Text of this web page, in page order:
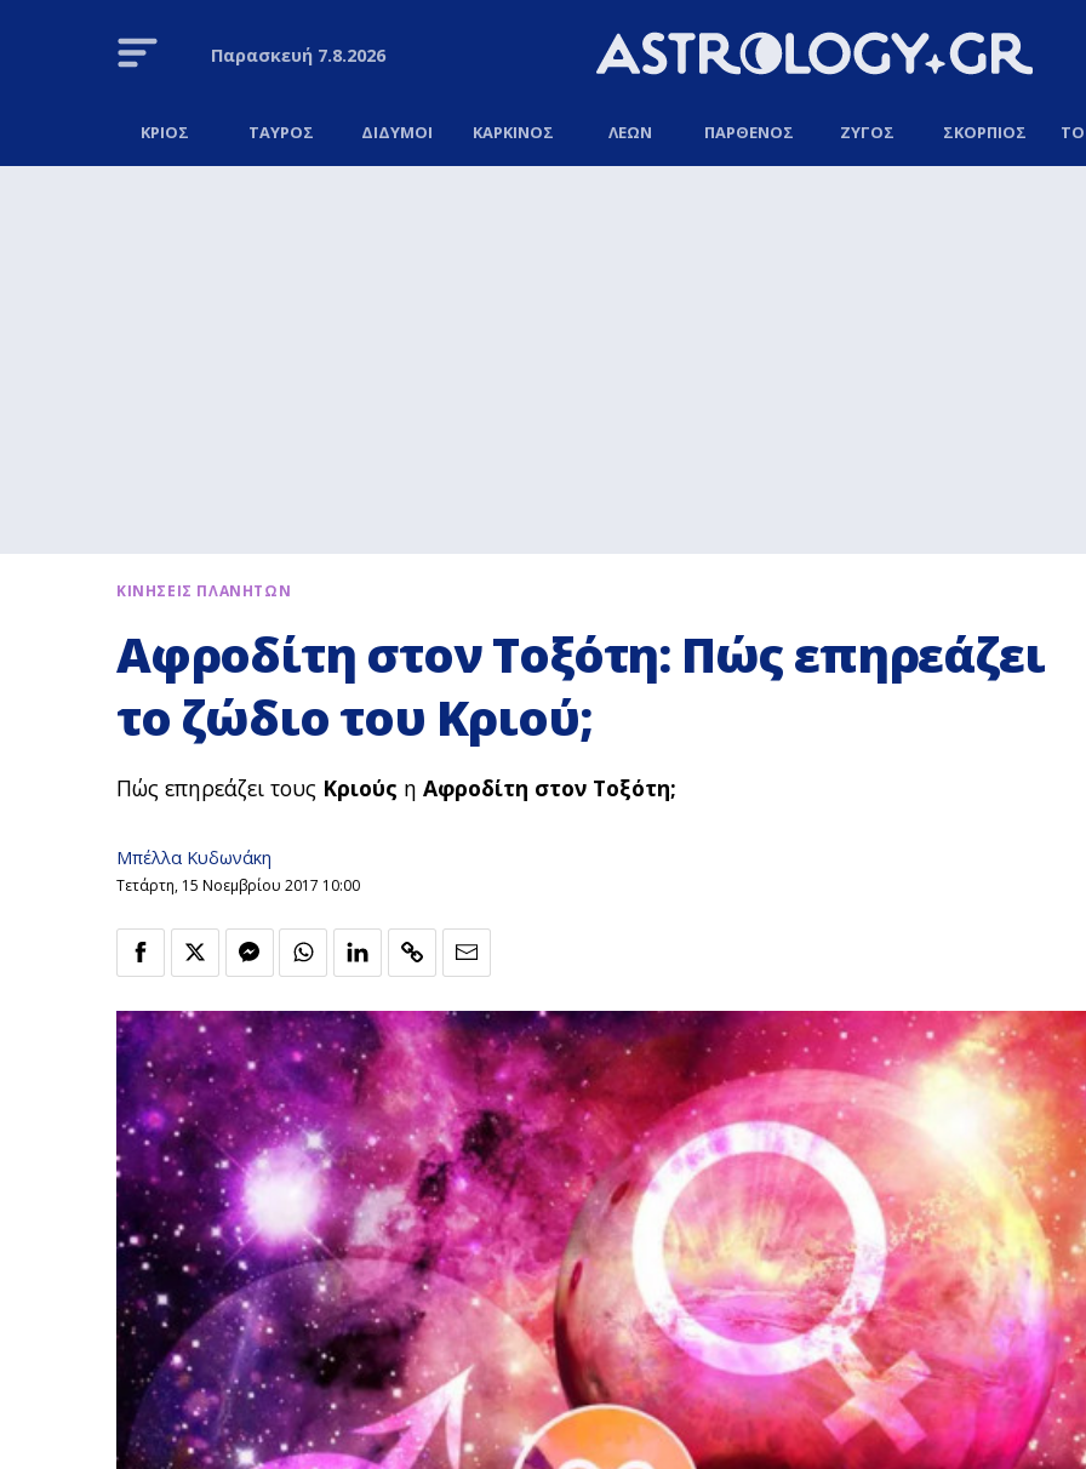
Παρασκευή7.8.2026
ΚΡΙΟΣ ΤΑΥΡΟΣ ΔΙΔΥΜΟΙ ΚΑΡΚΙΝΟΣ ΛΕΩΝ ΠΑΡΘΕΝΟΣ ΖΥΓΟΣ ΣΚΟΡΠΙΟΣ
ΚΙΝΗΣΕΙΣ ΠΛΑΝΗΤΩΝ
Αφροδίτη στον Τοξότη: Πώς επηρεάζει
το ζώδιο του Κριού;
Πώς επηρεάζει τους Κριούς η Αφροδίτη στον Τοξότη;
Μπέλλα Κυδωνάκη
Τετάρτη, 15 Νοεμβρίου 2017 10:00